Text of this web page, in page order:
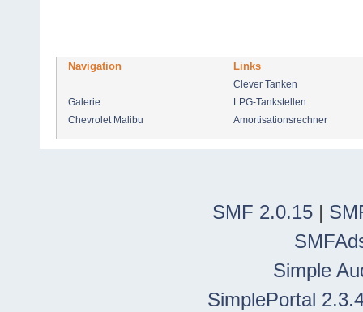
Navigation Links
Clever Tanken
Galerie
LPG-Tankstellen
Chevrolet Malibu
Amortisationsrechner
SMF 2.0.15 |
Simple
SimplePortal